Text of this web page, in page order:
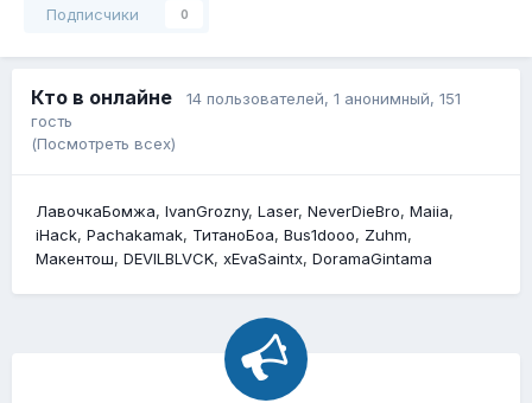
Подписчики 0
Кто в онлайне 14 пользователей, 1 анонимный, 151
гость
(Посмотреть всех)
ЛавочкаБомжа IvanGrozny Laser NeverDieBro Maiia
iHack Pachakamak ТитаноБоа Bus1dooo
Zuhm
Макентош DEVILBLVCK xEvaSaintx DoramaGintama